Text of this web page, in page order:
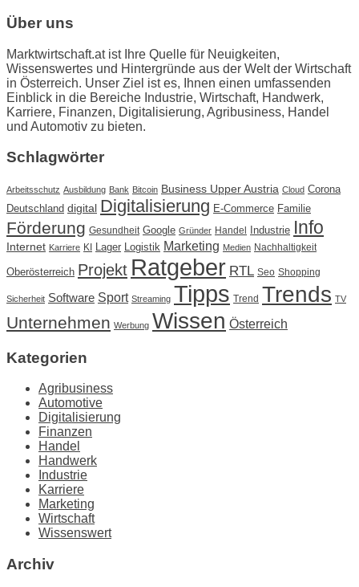
Über uns
Marktwirtschaft.at ist Ihre Quelle für Neuigkeiten,
Wissenswertes und Hintergründe aus der Welt der Wirtschaft
in Österreich. Unser Ziel ist es, Ihnen einen umfassenden
Einblick in die Bereiche Industrie, Wirtschaft, Handwerk,
Karriere, Finanzen, Digitalisierung, Agribusiness, Handel
und Automotiv zu bieten.
Schlagwörter
Arbeitsschutz Ausbildung Bank Bitcoin Business Upper Austria Cloud Corona
Deutschland digital Digitalisierung E-Commerce Familie
Förderung Gesundheit Google Gründer Handel Industrie Info
Internet Karriere KI Lager Logistik Marketing Medien Nachhaltigkeit
Oberösterreich Projekt Ratgeber RTL Seo Shopping
Sicherheit Software Sport Streaming Tipps Trend Trends TV
Unternehmen Werbung Wissen Österreich
Kategorien
Agribusiness
Automotive
Digitalisierung
Finanzen
Handel
Handwerk
Industrie
Karriere
Marketing
Wirtschaft
Wissenswert
Archiv